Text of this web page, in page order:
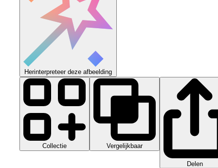
Herinterpreteer deze afbeelding
Collectie Vergelijkbaar
Delen